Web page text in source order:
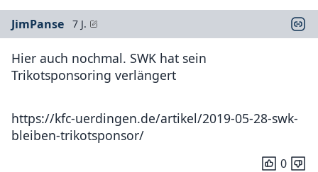
JimPanse 7 J.
Hier auch nochmal. SWK hat sein
Trikotsponsoring verlängert
https://kfc-uerdingen.de/artikel/2019-05-28-swk-
bleiben-trikotsponsor/
0